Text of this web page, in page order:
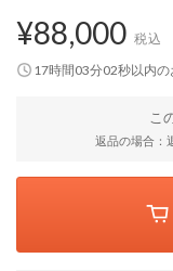
¥88,000 税込
17時間03分01秒以内の
こ
返品の場合：